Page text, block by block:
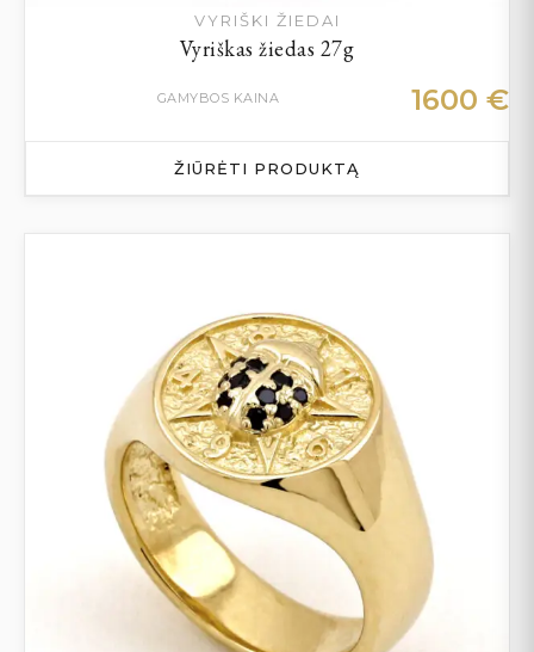
VYRIŠKI ŽIEDAI
Vyriškas žiedas 27g
GAMYBOS KAINA 1600 €
ŽIŪRĖTI PRODUKTĄ